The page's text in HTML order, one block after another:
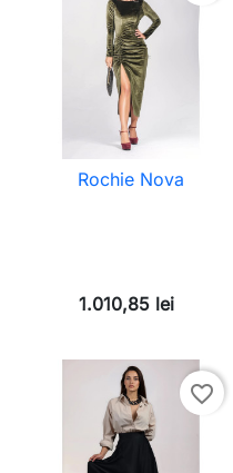
Rochie Nova
1.010,85 lei
favorite_border